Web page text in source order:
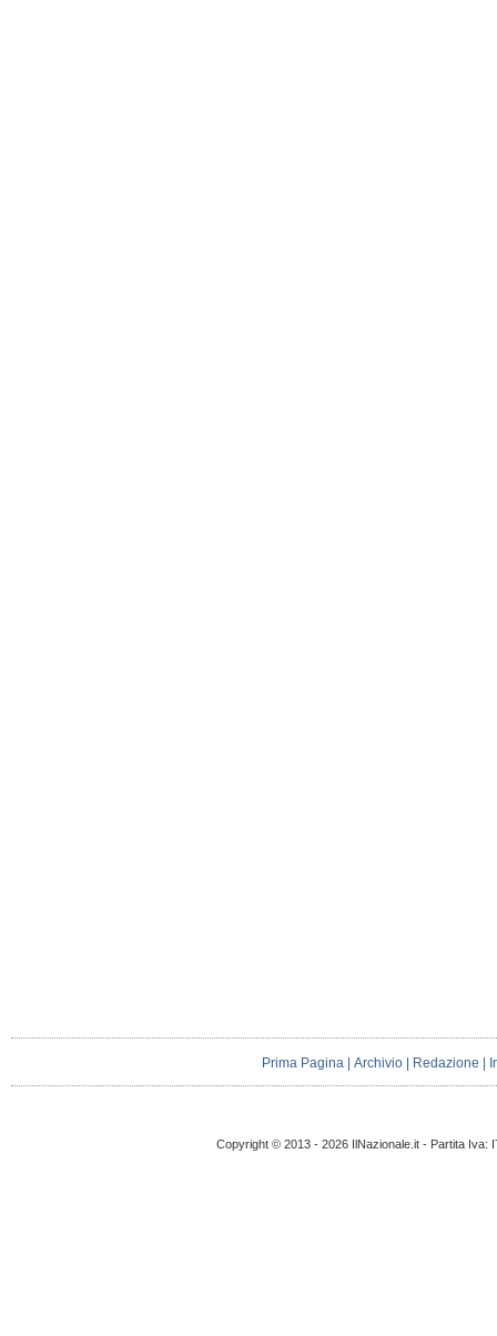
Prima Pagina |Archivio Redazione
Copyright © 2013 - 2026 IlNazionale.it - Partita Iva: